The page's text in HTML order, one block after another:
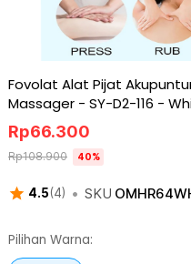
Fovolat Alat Pijat
Massager - SY-D2-116 -
4.5(4) • SKU
Rp66.300
Rp108.900 40%
Pilihan Warna: